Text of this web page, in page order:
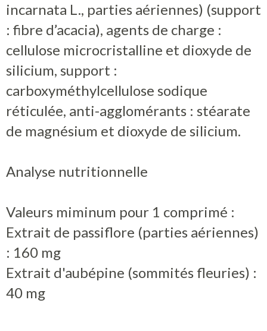
incarnata L., parties aériennes) (support
: fibre d’acacia), agents de charge :
cellulose microcristalline et dioxyde de
silicium, support :
carboxyméthylcellulose sodique
réticulée, anti-agglomérants : stéarate
de magnésium et dioxyde de silicium.
Analyse nutritionnelle
Valeurs miminum pour 1 comprimé :
Extrait de passiflore (parties aériennes)
: 160 mg
Extrait d'aubépine (sommités fleuries) :
40 mg